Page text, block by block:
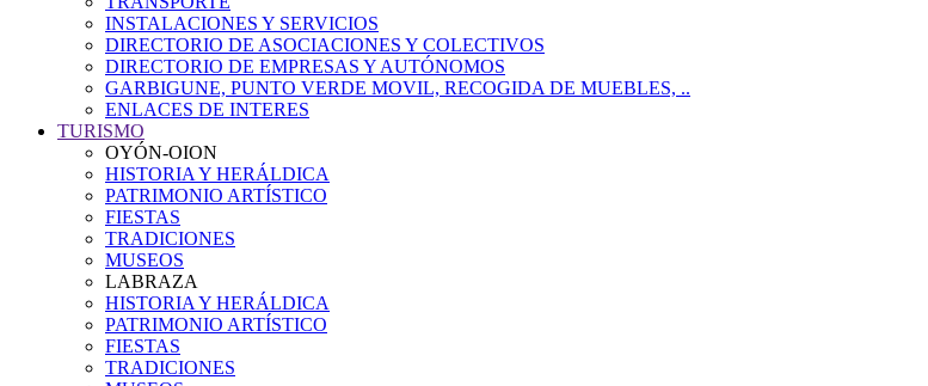
INSTALACIONES Y SERVICIOS
DIRECTORIO DE ASOCIACIONES Y COLECTIVOS
DIRECTORIO DE EMPRESAS Y AUTÓNOMOS
GARBIGUNE, PUNTO VERDE MOVIL, RECOGIDA DE MUEBLES, ..
ENLACES DE INTERES
TURISMO
OYÓN-OION
HISTORIA Y HERÁLDICA
PATRIMONIO ARTÍSTICO
FIESTAS
TRADICIONES
MUSEOS
LABRAZA
HISTORIA Y HERÁLDICA
PATRIMONIO ARTÍSTICO
FIESTAS
TRADICIONES